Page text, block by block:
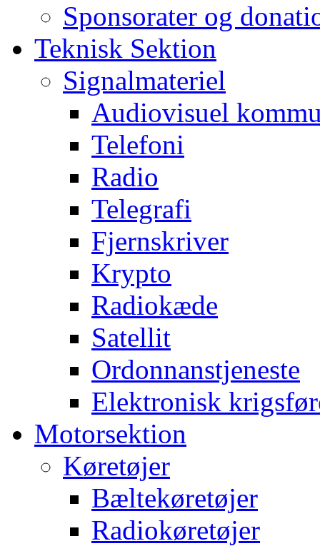
Sponsorater og
Teknisk Sektion
Signalmateriel
Audiovisuel
Telefoni
Radio
Telegrafi
Fjernskriver
Krypto
Radiokæde
Satellit
Ordonnanstjeneste
Elektronisk
Motorsektion
Køretøjer
Bæltekøretøjer
Radiokøretøjer